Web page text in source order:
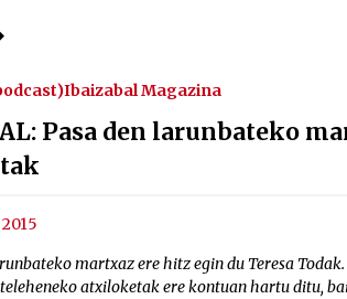
Ibaizabal Magazina
Pasa den larunbateko
martxaz ere hitz egin du Teresa
atxiloketak ere kontuan hartu ditu,